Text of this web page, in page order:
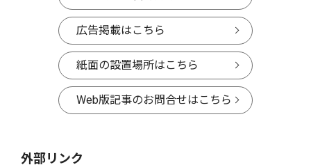
広告掲載はこちら
紙面の設置場所はこちら
Web版記事のお問合せはこちら
外部リンク